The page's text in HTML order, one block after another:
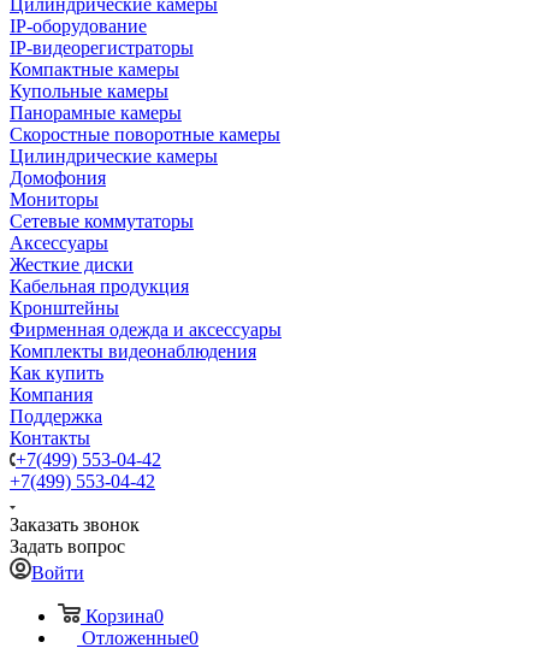
Цилиндрические камеры
IP-оборудование
IP-видеорегистраторы
Компактные камеры
Купольные камеры
Панорамные камеры
Скоростные поворотные камеры
Цилиндрические камеры
Домофония
Мониторы
Сетевые коммутаторы
Аксессуары
Жесткие диски
Кабельная продукция
Кронштейны
Фирменная одежда и аксессуары
Комплекты видеонаблюдения
Как купить
Компания
Поддержка
Контакты
+7(499) 553-04-42
+7(499) 553-04-42
Заказать звонок
Задать вопрос
Войти
Корзина0
Отложенные0